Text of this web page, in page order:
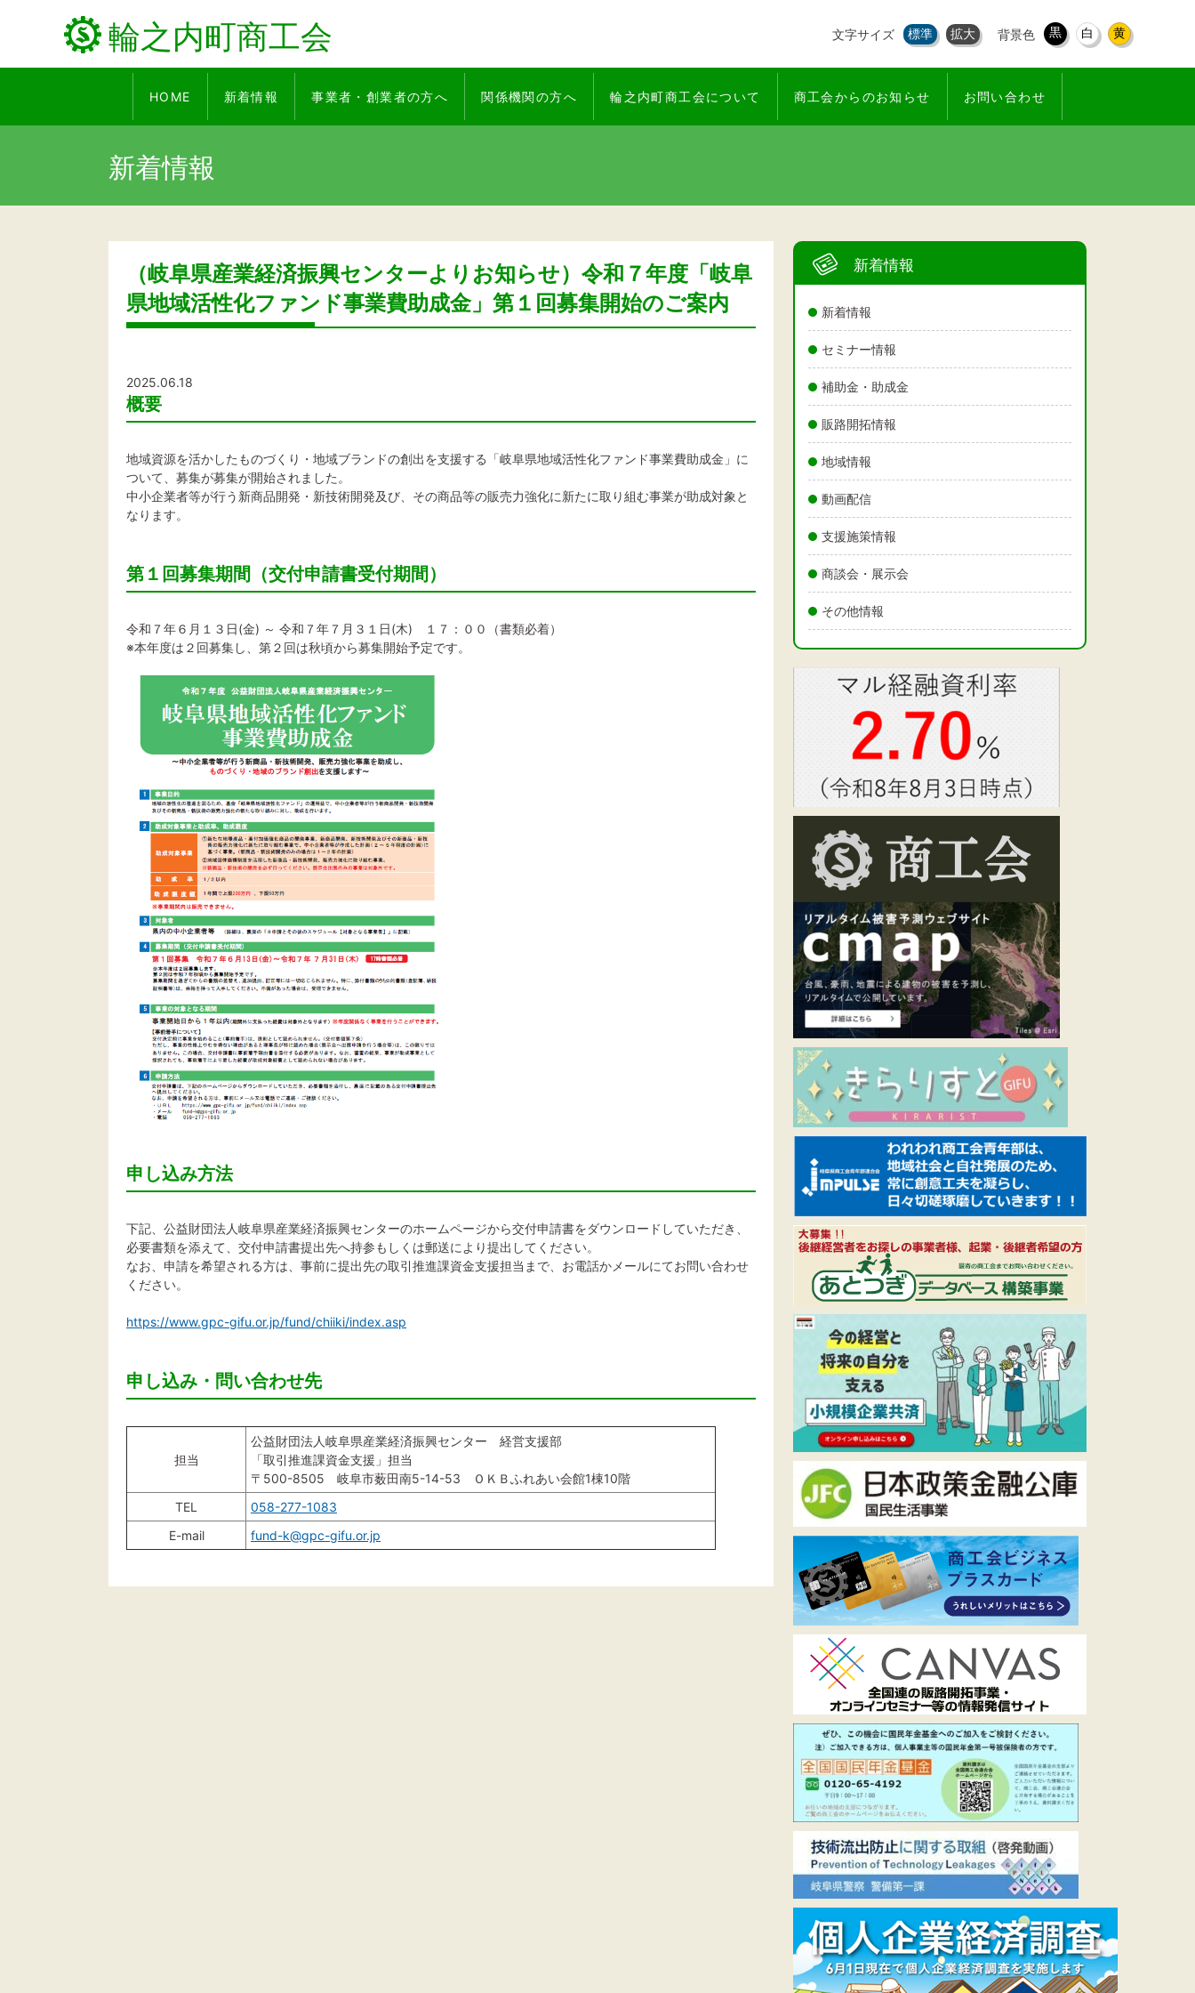
輪之内町商工会 文字サイズ 標準 拡大 背景色 黒 白 黄
HOME 新着情報 事業者・創業者の方へ 関係機関の方へ 輪之内町商工会について 商工会からのお知らせ お問い合わせ
新着情報
新着情報
新着情報
セミナー情報
補助金・助成金
販路開拓情報
地域情報
動画配信
支援施策情報
商談会・展示会
その他情報
（岐阜県産業経済振興センターよりお知らせ）令和７年度「岐阜
県地域活性化ファンド事業費助成金」第１回募集開始のご案内
2025.06.18
概要
地域資源を活かしたものづくり・地域ブランドの創出を支援する「岐阜県地域活性化ファンド事業費助成金」に
ついて、募集が募集が開始されました。
中小企業者等が行う新商品開発・新技術開発及び、その商品等の販売力強化に新たに取り組む事業が助成対象と
なります。
第１回募集期間（交付申請書受付期間）
令和７年６月１３日(金) ～ 令和７年７月３１日(木) １７：００（書類必着）
※本年度は２回募集し、第２回は秋頃から募集開始予定です。
申し込み方法
下記、公益財団法人岐阜県産業経済振興センターのホームページから交付申請書をダウンロードしていただき、
必要書類を添えて、交付申請書提出先へ持参もしくは郵送により提出してください。
なお、申請を希望される方は、事前に提出先の取引推進課資金支援担当まで、お電話かメールにてお問い合わせ
ください。
https://www.gpc-gifu.or.jp/fund/chiiki/index.asp
申し込み・問い合わせ先
担当
公益財団法人岐阜県産業経済振興センター 経営支援部
「取引推進課資金支援」担当
〒500-8505 岐阜市薮田南5-14-53 ＯＫＢふれあい会館1棟10階
TEL
058-277-1083
E-mail
fund-k@gpc-gifu.or.jp